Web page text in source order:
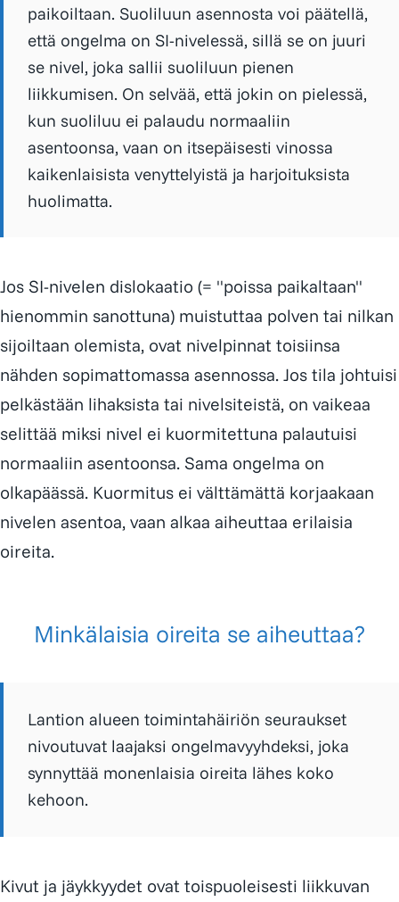
paikoiltaan. Suoliluun asennosta voi päätellä,
että ongelma on SI-nivelessä, sillä se on juuri
se nivel, joka sallii suoliluun pienen
liikkumisen. On selvää, että jokin on pielessä,
kun suoliluu ei palaudu normaaliin
asentoonsa, vaan on itsepäisesti vinossa
kaikenlaisista venyttelyistä ja harjoituksista
huolimatta.
Jos SI-nivelen dislokaatio (= "poissa paikaltaan"
hienommin sanottuna) muistuttaa polven tai nilkan
sijoiltaan olemista, ovat nivelpinnat toisiinsa
nähden sopimattomassa asennossa. Jos tila johtuisi
pelkästään lihaksista tai nivelsiteistä, on vaikeaa
selittää miksi nivel ei kuormitettuna palautuisi
normaaliin asentoonsa. Sama ongelma on
olkapäässä. Kuormitus ei välttämättä korjaakaan
nivelen asentoa, vaan alkaa aiheuttaa erilaisia
oireita.
Minkälaisia oireita se aiheuttaa?
Lantion alueen toimintahäiriön seuraukset
nivoutuvat laajaksi ongelmavyyhdeksi, joka
synnyttää monenlaisia oireita lähes koko
kehoon.
Kivut ja jäykkyydet ovat toispuoleisesti liikkuvan